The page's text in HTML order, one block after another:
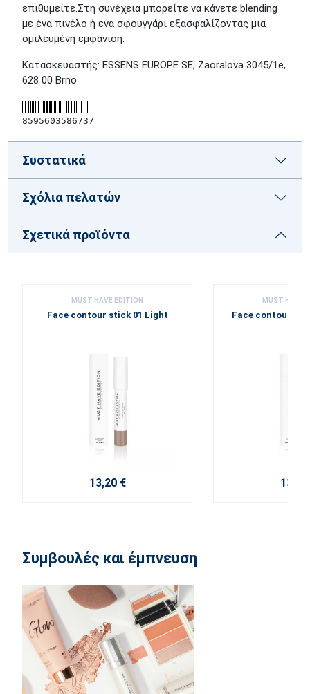
επιθυμείτε.Στη συνέχεια μπορείτε να κάνετε blending
με ένα πινέλο ή ενα σφουγγάρι εξασφαλίζοντας μια
σμιλευμένη εμφάνιση.
Κατασκευαστής: ESSENS EUROPE SE, Zaoralova 3045/1e,
628 00 Brno
8595603586737
Συστατικά
Σχόλια πελατών
Σχετικά προϊόντα
MUST HAVE EDITION
Face contour stick 01 Light
13,20 €
MUST HAVE
Face contour
13,20
Συμβουλές και έμπνευση